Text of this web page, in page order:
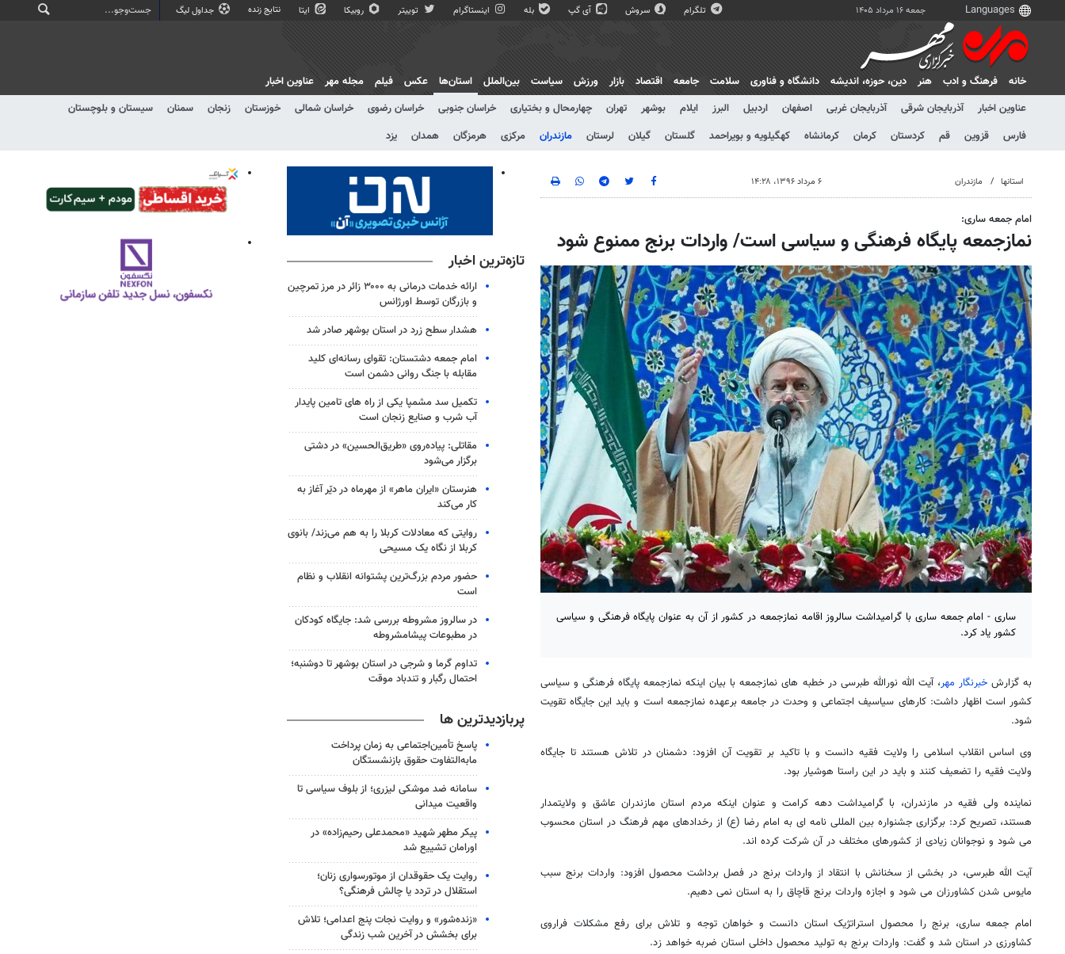
جمعه ۱۶ مرداد ۱۴۰۵ تلگرام سروش آی گپ بله اینستاگرام توییتر روبیکا ایتا نتایج زنده جداول لیگ
خانه فرهنگ و ادب هنر دين، حوزه، انديشه دانشگاه و فناوری سلامت جامعه اقتصاد بازار ورزش سیاست بین‌الملل
استان‌ها
عناوین اخبار
آذربایجان شرقی آذربایجان غربی اصفهان اردبیل البرز ایلام بوشهر تهران چهارمحال و بختیاری خراسان جنوبی خراسان رضوی خراسان شمالی خوزستان زنجان سمنان
سیستان و بلوچستان
فارس
قزوین قم کردستان کرمان کرمانشاه کهگیلویه و بویراحمد گلستان گیلان لرستان مازندران مرکزی هرمزگان همدان یزد
عکس فیلم مجله مهر عناوین اخبار
استانها مازندران ۶ مرداد ۱۳۹۶، ۱۴:۲۸
امام جمعه ساری:
نمازجمعه پایگاه فرهنگی و سیاسی است/ واردات برنج ممنوع شود
ساری - امام جمعه ساری با گرامیداشت سالروز اقامه نمازجمعه در کشور از آن به عنوان پایگاه فرهنگی و سیاسی
کشور یاد کرد.
به گزارشخبرنگار مهر، آیت الله نورالله طبرسی در خطبه های نمازجمعه با بیان اینکه نمازجمعه پایگاه فرهنگی و سیاسی
کشور است اظهار داشت: کارهای سیاسیف اجتماعی و وحدت در جامعه برعهده نمازجمعه است و باید این جایگاه تقویت
شود.
وی اساس انقلاب اسلامی را ولایت فقیه دانست و با تاکید بر تقویت آن افزود: دشمنان در تلاش هستند تا جایگاه
ولایت فقیه را تضعیف کنند و باید در این راستا هوشیار بود.
نماینده ولی فقیه در مازندران، با گرامیداشت دهه کرامت و عنوان اینکه مردم استان مازندران عاشق و ولایتمدار
هستند، تصریح کرد: برگزاری جشنواره بین المللی نامه ای به امام رضا (ع) از رخدادهای مهم فرهنگ در استان محسوب
می شود و نوجوانان زیادی از کشورهای مختلف در آن شرکت کرده اند.
آیت الله طبرسی، در بخشی از سخنانش با انتقاد از واردات برنج در فصل برداشت محصول افزود: واردات برنج سبب
مایوس شدن کشاورزان می شود و اجازه واردات برنج قاچاق را به استان نمی دهیم.
امام جمعه ساری، برنج را محصول استراتژیک استان دانست و خواهان توجه و تلاش برای رفع مشکلات فراروی
کشاورزی در استان شد و گفت: واردات برنج به تولید محصول داخلی استان ضربه خواهد زد.
تازه‌ترین اخبار
ارائه خدمات درمانی به ۳۰۰۰ زائر در مرز تمرچین
و بازرگان توسط اورژانس
هشدار سطح زرد در استان بوشهر صادر شد
امام جمعه دشتستان: تقوای رسانه‌ای کلید
مقابله با جنگ روانی دشمن است
تکمیل سد مشمپا یکی از راه های تامین پایدار
آب شرب و صنایع زنجان است
مقاتلی: پیاده‌روی «طریق‌الحسین» در دشتی
برگزار می‌شود
هنرستان «ایران ماهر» از مهرماه در دیّر آغاز به
کار می‌کند
روایتی که معادلات کربلا را به هم می‌زند/ بانوی
کربلا از نگاه یک مسیحی
حضور مردم بزرگ‌ترین پشتوانه انقلاب و نظام
است
در سالروز مشروطه بررسی شد: جایگاه کودکان
در مطبوعات پیشامشروطه
تداوم گرما و شرجی در استان بوشهر تا دوشنبه؛
احتمال رگبار و تندباد موقت
پربازدیدترین ها
پاسخ تأمین‌اجتماعی به زمان پرداخت
مابه‌التفاوت حقوق بازنشستگان
سامانه ضد موشکی لیزری؛ از بلوف سیاسی تا
واقعیت میدانی
پیکر مطهر شهید «محمدعلی رحیم‌زاده» در
اورامان تشییع شد
روایت یک حقوقدان از موتورسواری زنان؛
استقلال در تردد یا چالش فرهنگی؟
«زنده‌شور» و روایت نجات پنج اعدامی؛ تلاش
برای بخشش در آخرین شب زندگی